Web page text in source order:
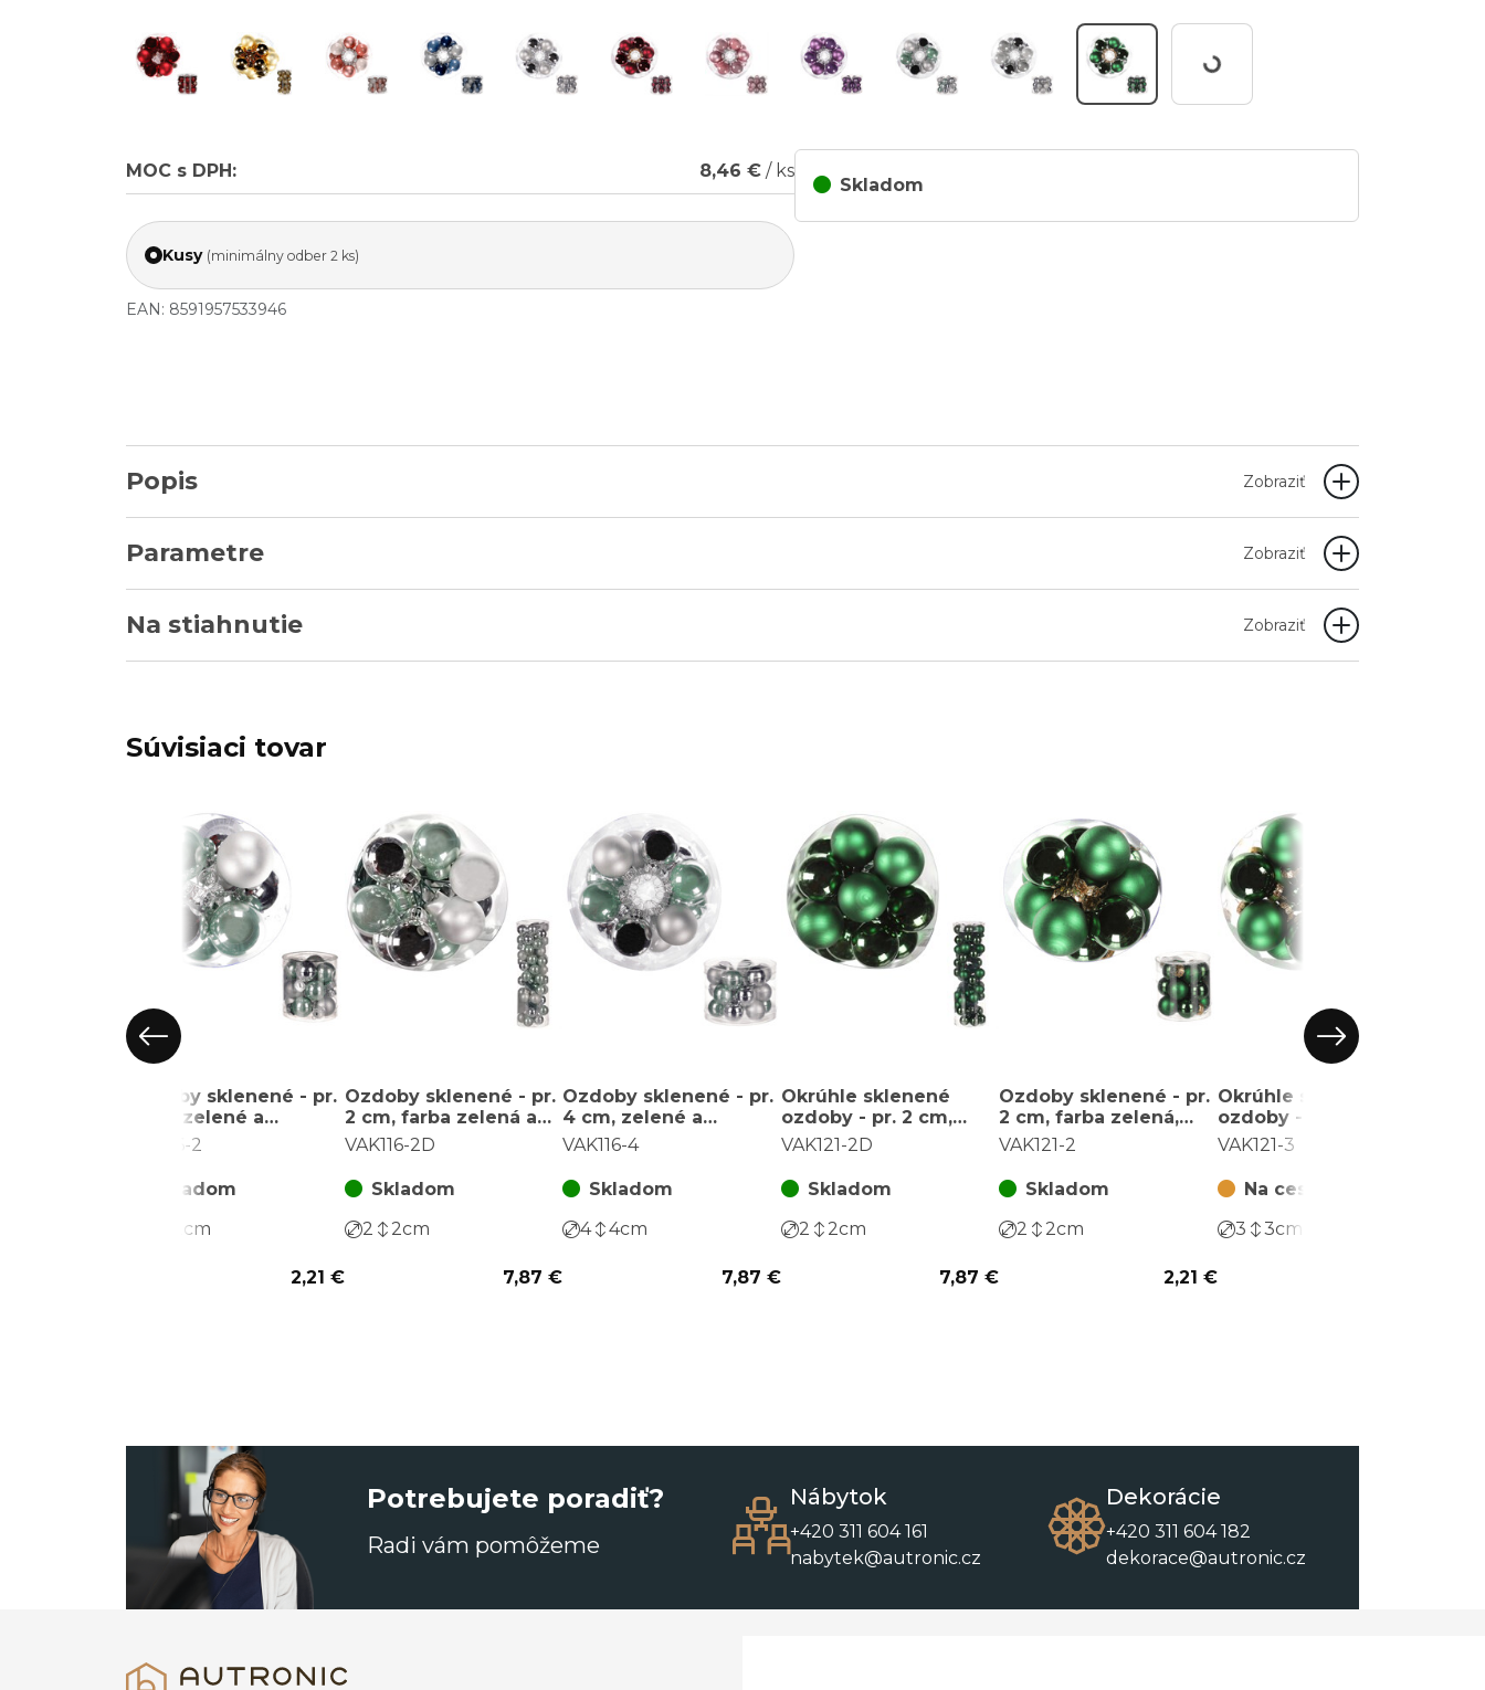
Working...
MOC s DPH: 8,46 € / ks
Kusy (minimálny odber 2 ks)
EAN: 8591957533946
Skladom
Popis Zobraziť
Parametre Zobraziť
Na stiahnutie Zobraziť
Súvisiaci tovar
Ozdoby sklenené - pr.
2 cm, zelené a
strieborné, cena za
VAK116-2
Skladom
cm
2,21 €
Ozdoby sklenené - pr.
2 cm, farba zelená a
strieborná, cena za
VAK116-2D
Skladom
2
2cm
7,87 €
Ozdoby sklenené - pr.
4 cm, zelené a
strieborné, cena za
VAK116-4
Skladom
4
4cm
7,87 €
Okrúhle sklenené
ozdoby - pr. 2 cm,
zelené, cena za
VAK121-2D
Skladom
2
2cm
7,87 €
Ozdoby sklenené - pr.
2 cm, farba zelená,
cena za balenie (12 ks)
VAK121-2
Skladom
2
2cm
2,21 €
Okrúhle sklenené
ozdoby - pr. 3 cm,
zelené, cena za
VAK121-3
Na ceste
3
3cm
Potrebujete poradiť?
Radi vám pomôžeme
Nábytok
+420 311 604 161
nabytek@autronic.cz
Dekorácie
+420 311 604 182
dekorace@autronic.cz